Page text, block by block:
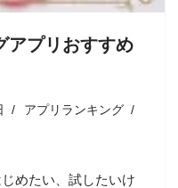
アプリおすすめ
アプリランキング
めたい、試したいけ